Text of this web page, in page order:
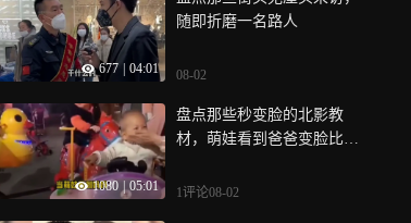
677 04:01
随即折磨一名路人
08-02
1080 05:01
盘点那些秒变脸的北影教
材，萌娃看到爸爸变脸比翻
1评论08-02